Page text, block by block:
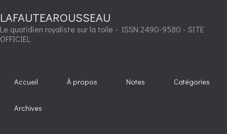
LAFAUTEAROUSSEAU
Le quotidien royaliste sur la toile - ISSN 2490-9580 - SITE
OFFICIEL
Accueil À propos Notes Catégories
Archives